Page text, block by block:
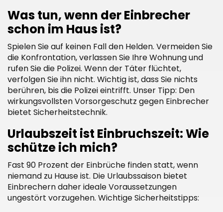
Was tun, wenn der Einbrecher
schon im Haus ist?
Spielen Sie auf keinen Fall den Helden. Vermeiden Sie
die Konfrontation, verlassen Sie Ihre Wohnung und
rufen Sie die Polizei. Wenn der Täter flüchtet,
verfolgen Sie ihn nicht. Wichtig ist, dass Sie nichts
berühren, bis die Polizei eintrifft. Unser Tipp: Den
wirkungsvollsten Vorsorgeschutz gegen Einbrecher
bietet Sicherheitstechnik.
Urlaubszeit ist Einbruchszeit: Wie
schütze ich mich?
Fast 90 Prozent der Einbrüche finden statt, wenn
niemand zu Hause ist. Die Urlaubssaison bietet
Einbrechern daher ideale Voraussetzungen
ungestört vorzugehen. Wichtige Sicherheitstipps: